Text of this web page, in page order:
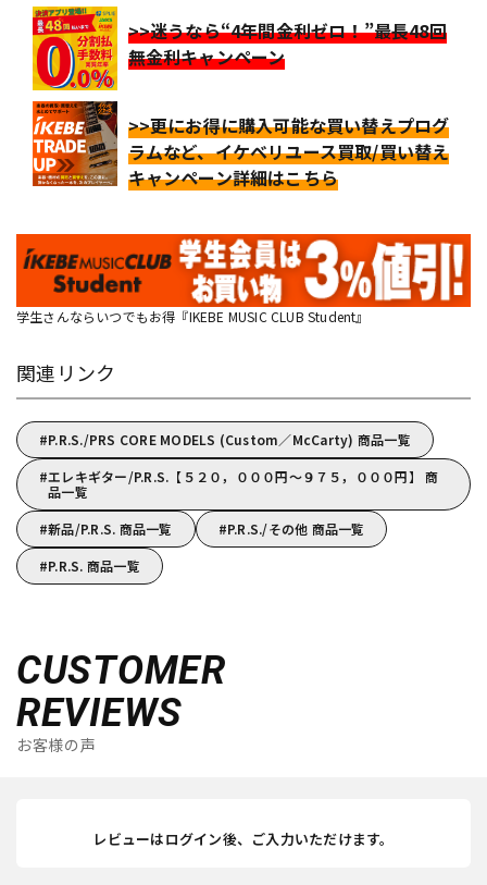
>>迷うなら“4年間金利ゼロ！”最長48回
無金利キャンペーン
>>更にお得に購入可能な買い替えプログ
ラムなど、イケベリユース買取/買い替え
キャンペーン詳細はこちら
学生さんならいつでもお得『IKEBE MUSIC CLUB Student』
関連リンク
P.R.S./PRS CORE MODELS (Custom／McCarty) 商品一覧
エレキギター/P.R.S.【５２０，０００円～９７５，０００円】 商
品一覧
新品/P.R.S. 商品一覧
P.R.S./その他 商品一覧
P.R.S. 商品一覧
CUSTOMER
REVIEWS
お客様の声
レビューはログイン後、ご入力いただけます。